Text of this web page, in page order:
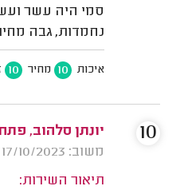
סמי היה עשר
נחמדות, גבה
איכות 10 מחיר 10
יונתן סלהוב,
משוב: 17/10/2023
תיאור השירות:
10